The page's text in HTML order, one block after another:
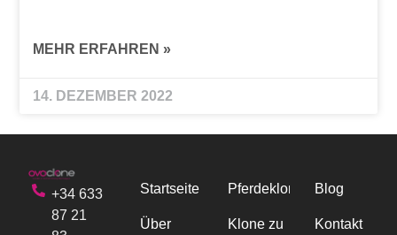
MEHR ERFAHREN »
14. DEZEMBER 2022
+34 633
87 21
Startseite
Über
Pferdeklonen
Klone zu
Blog
Kontakt